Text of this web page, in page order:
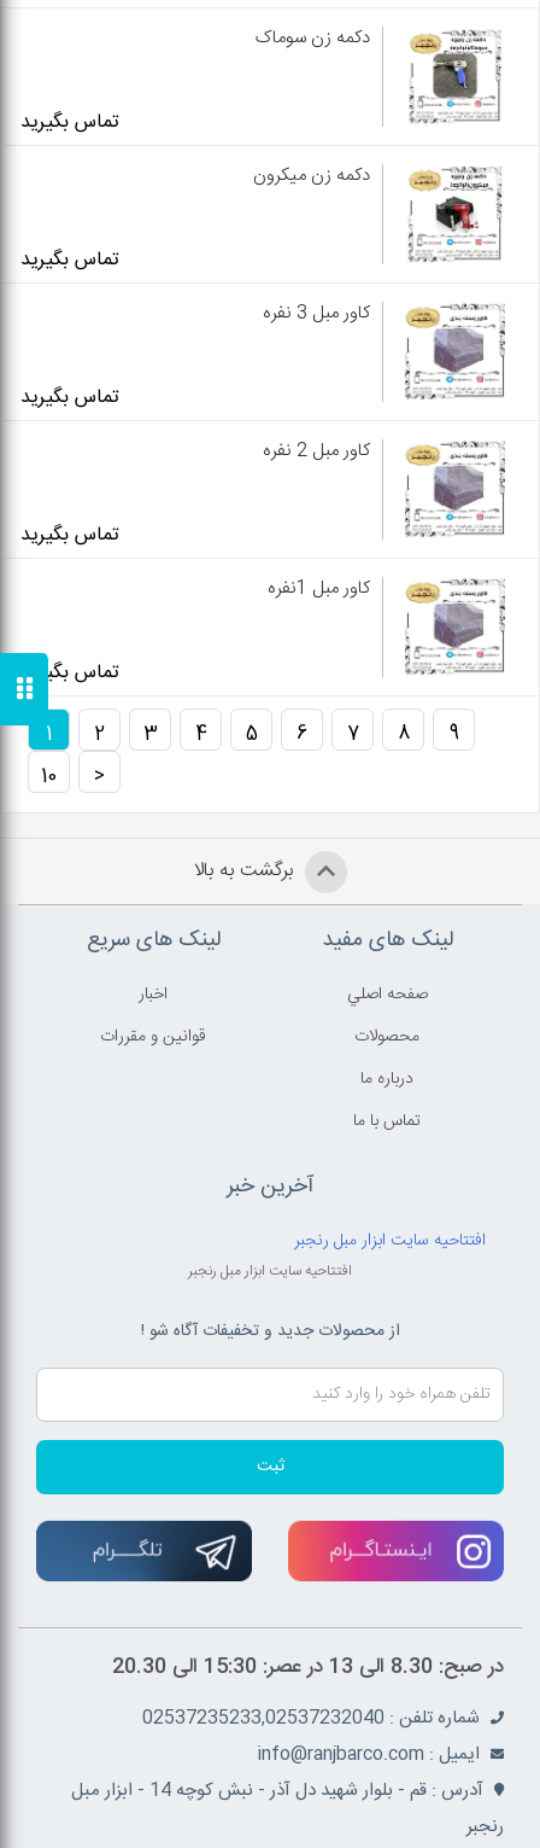
دکمه زن سوماک
تماس بگیرید
دکمه زن میکرون
تماس بگیرید
کاور مبل 3 نفره
تماس بگیرید
کاور مبل 2 نفره
تماس بگیرید
کاور مبل 1نفره
تماس بگیرید
1
2 3 4 5 6 7 8
9
10
<
برگشت به بالا
لینک های مفید
صفحه اصلي
محصولات
درباره ما
تماس با ما
لینک های سریع
اخبار
قوانين و مقررات
آخرین خبر
افتتاحیه سایت ابزار مبل رنجبر
افتتاحیه سایت ابزار مبل رنجبر
از محصولات جدید و تخفیفات آگاه شو !
ثبت
در صبح: 8.30 الی 13 در عصر: 15:30 الی 20.30
شماره تلفن : 02537235233,02537232040
ايميل : info@ranjbarco.com
آدرس : قم - بلوار شهید دل آذر - نبش کوچه 14 - ابزار مبل
رنجبر